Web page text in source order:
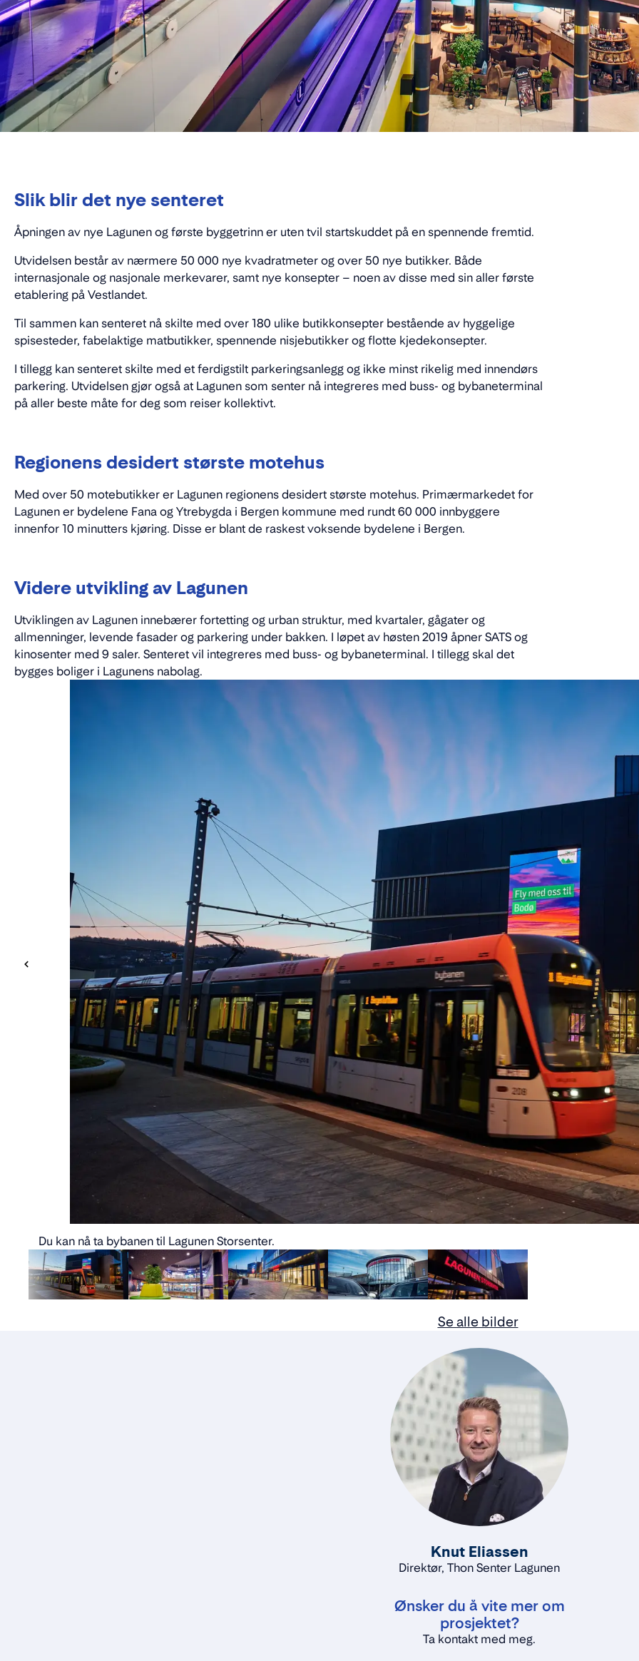
Slik blir det nye senteret
Åpningen av nye Lagunen og første byggetrinn er uten tvil startskuddet på en spennende fremtid.
Utvidelsen består av nærmere 50 000 nye kvadratmeter og over 50 nye butikker. Både
internasjonale og nasjonale merkevarer, samt nye konsepter – noen av disse med sin aller første
etablering på Vestlandet.
Til sammen kan senteret nå skilte med over 180 ulike butikkonsepter bestående av hyggelige
spisesteder, fabelaktige matbutikker, spennende nisjebutikker og flotte kjedekonsepter.
I tillegg kan senteret skilte med et ferdigstilt parkeringsanlegg og ikke minst rikelig med innendørs
parkering. Utvidelsen gjør også at Lagunen som senter nå integreres med buss- og bybaneterminal
på aller beste måte for deg som reiser kollektivt.
Regionens desidert største motehus
Med over 50 motebutikker er Lagunen regionens desidert største motehus. Primærmarkedet for
Lagunen er bydelene Fana og Ytrebygda i Bergen kommune med rundt 60 000 innbyggere
innenfor 10 minutters kjøring. Disse er blant de raskest voksende bydelene i Bergen.
Videre utvikling av Lagunen
Utviklingen av Lagunen innebærer fortetting og urban struktur, med kvartaler, gågater og
allmenninger, levende fasader og parkering under bakken. I løpet av høsten 2019 åpner SATS og
kinosenter med 9 saler. Senteret vil integreres med buss- og bybaneterminal. I tillegg skal det
bygges boliger i Lagunens nabolag.
Du kan nå ta bybanen til Lagunen Storsenter.
Se alle bilder
Ønsker du å vite mer om
prosjektet?
Ta kontakt med meg.
Knut Eliassen
Direktør, Thon Senter Lagunen